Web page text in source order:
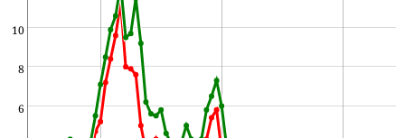
6
8
10